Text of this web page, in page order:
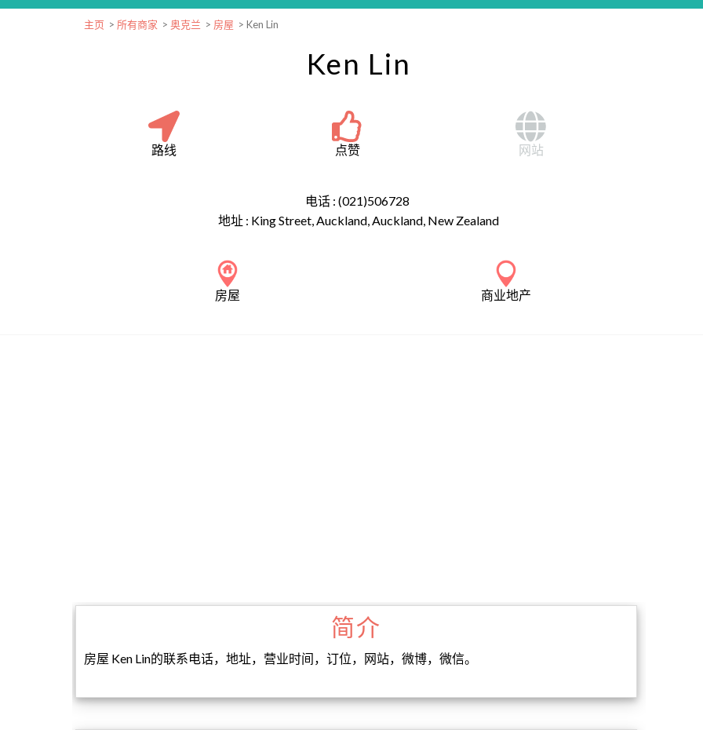
主页 > 所有商家 > 奥克兰 > 房屋 > Ken Lin
Ken Lin
路线 点赞 网站
电话 : (021)506728
地址 : King Street, Auckland, Auckland, New Zealand
房屋 商业地产
简介
房屋 Ken Lin的联系电话，地址，营业时间，订位，网站，微博，微信。